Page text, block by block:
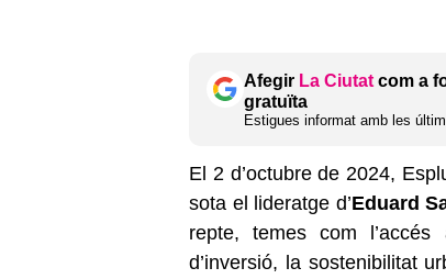
Afegir La Ciutat com a
gratuïta
Estigues informat amb les
El 2 d’octubre de 2024,
sota el lideratge d’Eduard
repte, temes com l’accés
d’inversió, la sostenibilitat